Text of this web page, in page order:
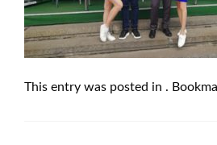
This entry was posted in .